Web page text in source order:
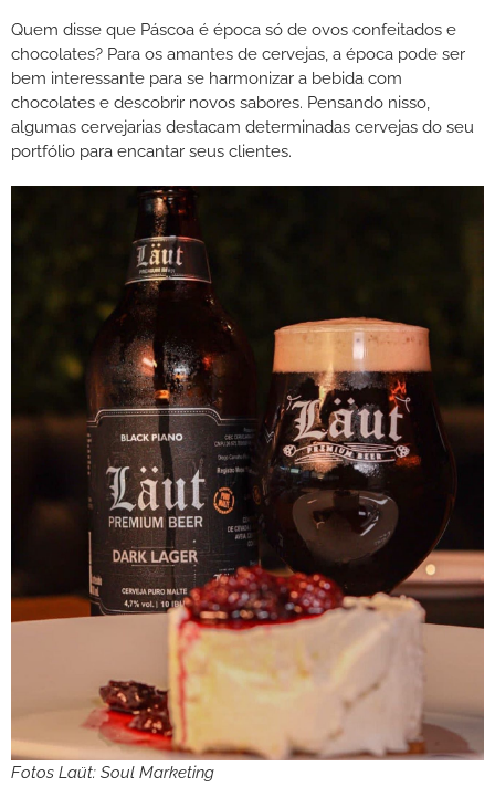
Quem disse que Páscoa é época só de ovos confeitados e
chocolates? Para os amantes de cervejas, a época pode ser
bem interessante para se harmonizar a bebida com
chocolates e descobrir novos sabores. Pensando nisso,
algumas cervejarias destacam determinadas cervejas do seu
portfólio para encantar seus clientes.
Fotos Laüt: Soul Marketing